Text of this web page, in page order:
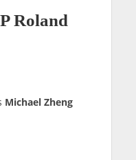
Roland
Michael Zheng